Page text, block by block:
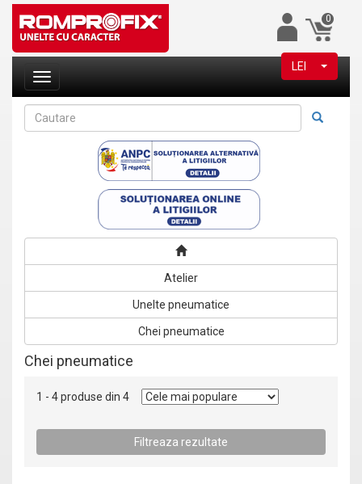
0
LEI
Atelier
Unelte pneumatice
Chei pneumatice
Chei pneumatice
1 - 4 produse din 4